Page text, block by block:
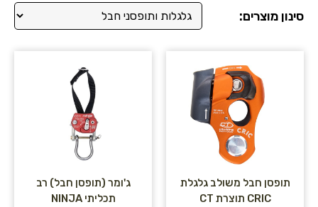
סינון מוצרים:
תופסן חבל משולב גלגלת
CRIC תוצרת CT
ג'ומר (תופסן חבל) רב
תכליתי NINJA